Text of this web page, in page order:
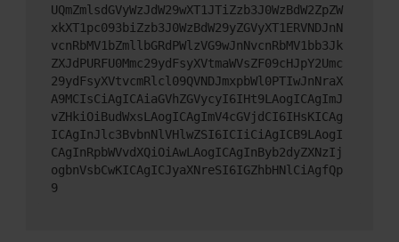
UQmZmlsdGVyWzJdW29wXT1JTiZzb3J0WzBdW2ZpZW
xkXT1pc093biZzb3J0WzBdW29yZGVyXT1ERVNDJnN
vcnRbMV1bZmllbGRdPWlzVG9wJnNvcnRbMV1bb3Jk
ZXJdPURFU0Mmc29ydFsyXVtmaWVsZF09cHJpY2Umc
29ydFsyXVtvcmRlcl09QVNDJmxpbWl0PTIwJnNraX
A9MCIsCiAgICAiaGVhZGVycyI6IHt9LAogICAgImJ
vZHkiOiBudWxsLAogICAgImV4cGVjdCI6IHsKICAg
ICAgInJlc3BvbnNlVHlwZSI6ICIiCiAgICB9LAogI
CAgInRpbWVvdXQiOiAwLAogICAgInByb2dyZXNzIj
ogbnVsbCwKICAgICJyaXNreSI6IGZhbHNlCiAgfQp
9